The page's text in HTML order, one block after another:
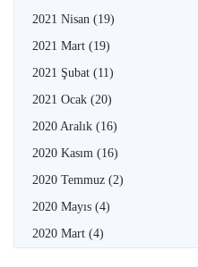
2021 Nisan (19)
2021 Mart (19)
2021 Şubat (11)
2021 Ocak (20)
2020 Aralık (16)
2020 Kasım (16)
2020 Temmuz (2)
2020 Mayıs (4)
2020 Mart (4)